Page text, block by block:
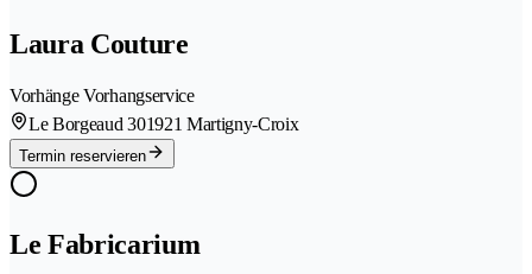
Laura Couture
Vorhänge Vorhangservice
Le Borgeaud 301921 Martigny-Croix
Termin reservieren
Le Fabricarium